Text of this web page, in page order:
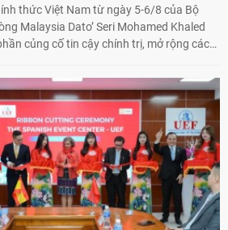
thức Việt Nam từ ngày 5-6/8 của Bộ
Malaysia Dato’ Seri Mohamed Khaled
củng cố tin cậy chính trị, mở rộng các
ngày càng thực chất.